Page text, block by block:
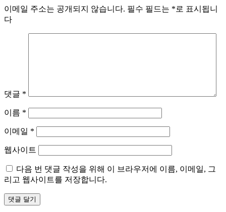
이메일 주소는 공개되지 않습니다. 필수 필드는 *로 표시됩니
다
댓글 *
이름 *
이메일 *
웹사이트
다음 번 댓글 작성을 위해 이 브라우저에 이름, 이메일, 그
리고 웹사이트를 저장합니다.